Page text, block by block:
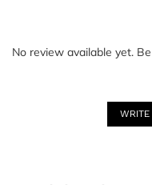
No review available yet.
WRITE